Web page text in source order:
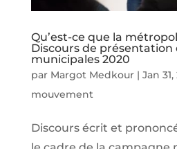
Qu’est-ce que la
Discours de
municipales 2020
par Margot Medkour| Jan
mouvement
Discours écrit et